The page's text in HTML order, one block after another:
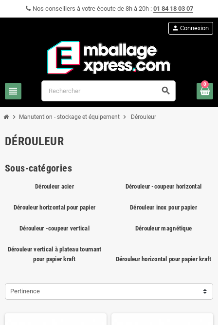
Nos conseillers à votre écoute de 8h à 20h : 01 84 18 03 07
view_headline search
person Connexion
0
chevron_right Manutention - stockage et équipement chevron_right Dérouleur
DÉROULEUR
Sous-catégories
Dérouleur acier Dérouleur -coupeur horizontal
Dérouleur horizontal pour papier Dérouleur inox pour papier
Dérouleur -coupeur vertical Dérouleur magnétique
Dérouleur vertical à plateau tournant
pour papier kraft
Dérouleur horizontal pour papier kraft
Pertinence